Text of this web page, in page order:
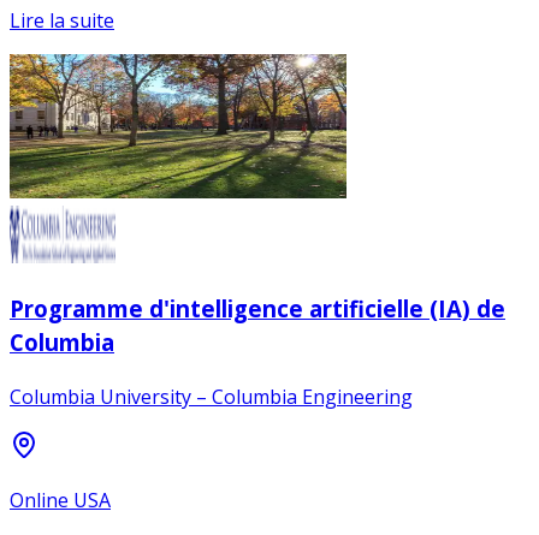
Lire la suite
Programme d'intelligence artificielle (IA) de
Columbia
Columbia University – Columbia Engineering
Online USA